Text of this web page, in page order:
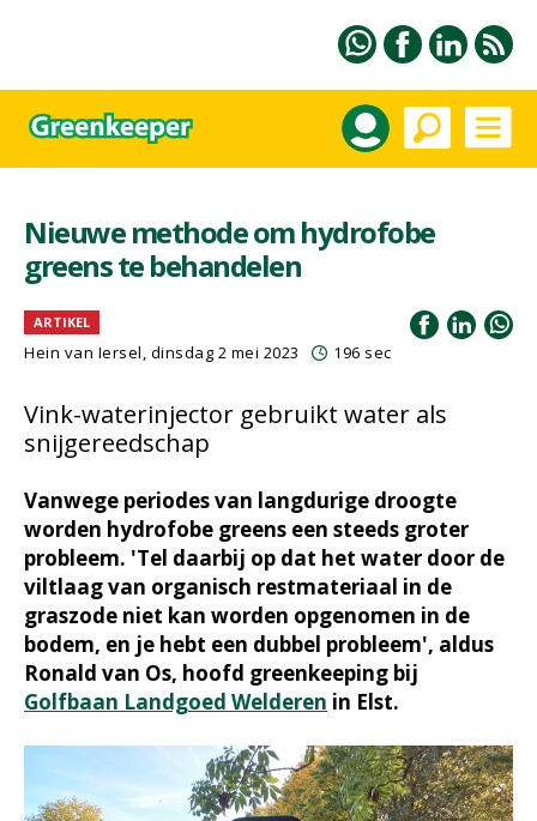
Nieuwe methode om hydrofobe
greens te behandelen
ARTIKEL
Hein van Iersel, dinsdag 2 mei 2023 196 sec
Vink-waterinjector gebruikt water als
snijgereedschap
Vanwege periodes van langdurige droogte
worden hydrofobe greens een steeds groter
probleem. 'Tel daarbij op dat het water door de
viltlaag van organisch restmateriaal in de
graszode niet kan worden opgenomen in de
bodem, en je hebt een dubbel probleem', aldus
Ronald van Os, hoofd greenkeeping bij
Golfbaan Landgoed Welderen in Elst.